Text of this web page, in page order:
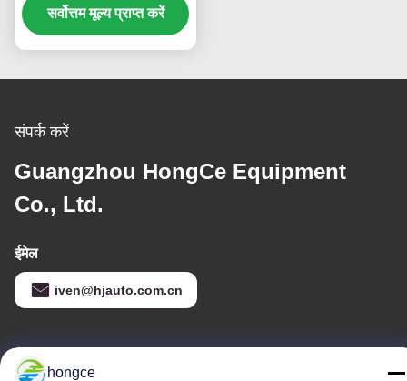
उपकरण
सर्वोत्तम मूल्य प्राप्त करें
संपर्क करें
Guangzhou HongCe Equipment
Co., Ltd.
ईमेल
iven@hjauto.com.cn
हमारा पता
hongce